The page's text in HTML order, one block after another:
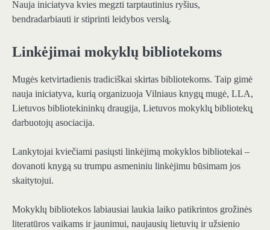
Nauja iniciatyva kvies megzti tarptautinius ryšius,
bendradarbiauti ir stiprinti leidybos verslą̨.
Linkėjimai mokyklų bibliotekoms
Mugės ketvirtadienis tradiciškai skirtas bibliotekoms. Taip gimė
nauja iniciatyva, kurią organizuoja Vilniaus knygų̨ mugė, LLA,
Lietuvos bibliotekininkų draugija, Lietuvos mokyklų̨ bibliotekų̨
darbuotojų asociacija.
Lankytojai kviečiami pasiųsti linkėjimą mokyklos bibliotekai –
dovanoti knygą su trumpu asmeniniu linkėjimu būsimam jos
skaitytojui.
Mokyklų bibliotekos labiausiai laukia laiko patikrintos grožinės
literatūros vaikams ir jaunimui, naujausių lietuvių ir užsienio